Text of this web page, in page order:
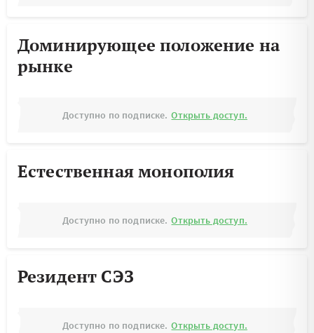
Доминирующее положение на
рынке
Доступно по подписке. Открыть доступ.
Естественная монополия
Доступно по подписке. Открыть доступ.
Резидент СЭЗ
Доступно по подписке. Открыть доступ.